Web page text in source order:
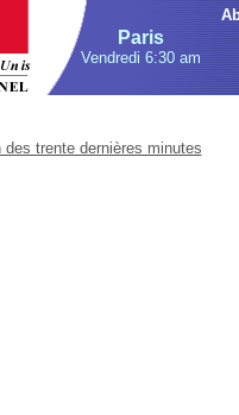
Paris
Vendredi 6:30 am
des trente dernières minutes